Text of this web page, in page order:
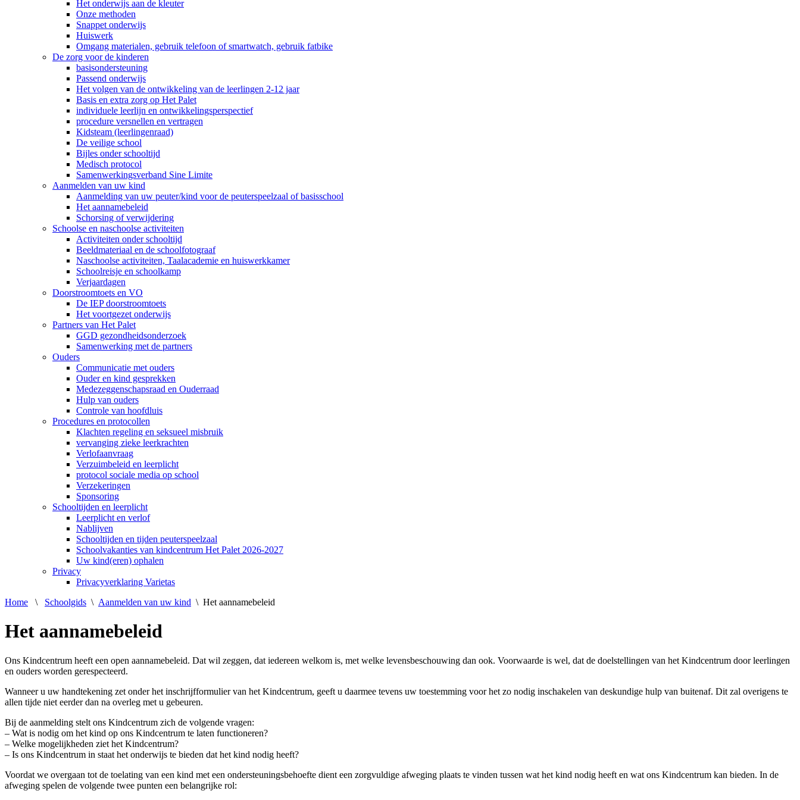
Het onderwijs aan de kleuter
Onze methoden
Snappet onderwijs
Huiswerk
Omgang materialen, gebruik telefoon of smartwatch, gebruik fatbike
De zorg voor de kinderen
basisondersteuning
Passend onderwijs
Het volgen van de ontwikkeling van de leerlingen 2-12 jaar
Basis en extra zorg op Het Palet
individuele leerlijn en ontwikkelingsperspectief
procedure versnellen en vertragen
Kidsteam (leerlingenraad)
De veilige school
Bijles onder schooltijd
Medisch protocol
Samenwerkingsverband Sine Limite
Aanmelden van uw kind
Aanmelding van uw peuter/kind voor de peuterspeelzaal of basisschool
Het aannamebeleid
Schorsing of verwijdering
Schoolse en naschoolse activiteiten
Activiteiten onder schooltijd
Beeldmateriaal en de schoolfotograaf
Naschoolse activiteiten, Taalacademie en huiswerkkamer
Schoolreisje en schoolkamp
Verjaardagen
Doorstroomtoets en VO
De IEP doorstroomtoets
Het voortgezet onderwijs
Partners van Het Palet
GGD gezondheidsonderzoek
Samenwerking met de partners
Ouders
Communicatie met ouders
Ouder en kind gesprekken
Medezeggenschapsraad en Ouderraad
Hulp van ouders
Controle van hoofdluis
Procedures en protocollen
Klachten regeling en seksueel misbruik
vervanging zieke leerkrachten
Verlofaanvraag
Verzuimbeleid en leerplicht
protocol sociale media op school
Verzekeringen
Sponsoring
Schooltijden en leerplicht
Leerplicht en verlof
Nablijven
Schooltijden en tijden peuterspeelzaal
Schoolvakanties van kindcentrum Het Palet 2026-2027
Uw kind(eren) ophalen
Privacy
Privacyverklaring Varietas
Home
\ Schoolgids \ Aanmelden van uw kind \ Het aannamebeleid
Het aannamebeleid
Ons Kindcentrum heeft een open aannamebeleid. Dat wil zeggen, dat iedereen welkom is, met welke levensbeschouwing dan ook. Voorwaarde is wel, dat de doelstellingen van het Kindcentrum door leerlingen
en ouders worden gerespecteerd.
Wanneer u uw handtekening zet onder het inschrijfformulier van het Kindcentrum, geeft u daarmee tevens uw toestemming voor het zo nodig inschakelen van deskundige hulp van buitenaf. Dit zal overigens te
allen tijde niet eerder dan na overleg met u gebeuren.
Bij de aanmelding stelt ons Kindcentrum zich de volgende vragen:
– Wat is nodig om het kind op ons Kindcentrum te laten functioneren?
– Welke mogelijkheden ziet het Kindcentrum?
– Is ons Kindcentrum in staat het onderwijs te bieden dat het kind nodig heeft?
Voordat we overgaan tot de toelating van een kind met een ondersteuningsbehoefte dient een zorgvuldige afweging plaats te vinden tussen wat het kind nodig heeft en wat ons Kindcentrum kan bieden. In de
afweging spelen de volgende twee punten een belangrijke rol: